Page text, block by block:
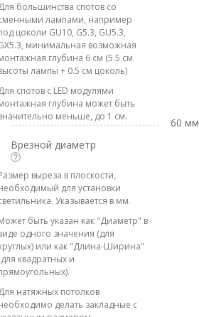
большинства спотов со
лампами, например
цоколи GU10, G5.3, GU5.3,
минимальная возможная
глубина 6 см (5.5 см
лампы + 0.5 см цоколь)
спотов с LED модулями
глубина может быть
меньше, до 1 см.
60 мм
Врезной диаметр
выреза в плоскости,
для установки
Указывается в мм.
быть указан как "Диаметр" в
одного значения (для
или как "Длина-Ширина"
квадратных и
натяжных потолков
делать закладные с